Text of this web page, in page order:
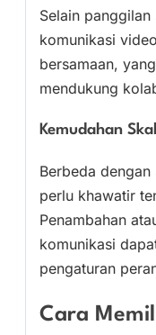
Selain panggilan
komunikasi
bersamaan,
mendukung
Kemudahan
Berbeda
perlu khawatir
Penambahan
komunikasi
pengaturan
Cara